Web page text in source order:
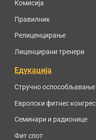
Комисија
Правилник
Релиценцирање
Лиценцирани тренери
Едукација
Стручно оспособљавање
Европски фитнес конгрес
Семинари и радионице
Фит спот